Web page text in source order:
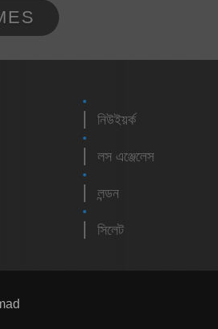
নিউইয়র্ক
লস এঞ্জেলেস
লন্ডন
সিলেট